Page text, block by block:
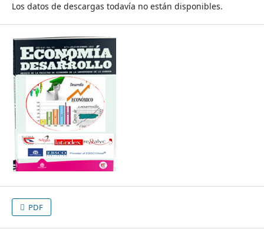
Los datos de descargas todavía no están disponibles.
PDF